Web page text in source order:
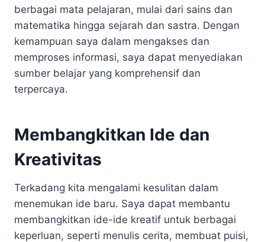
berbagai mata pelajaran, mulai dari sains dan
matematika hingga sejarah dan sastra. Dengan
kemampuan saya dalam mengakses dan
memproses informasi, saya dapat menyediakan
sumber belajar yang komprehensif dan
terpercaya.
Membangkitkan Ide dan
Kreativitas
Terkadang kita mengalami kesulitan dalam
menemukan ide baru. Saya dapat membantu
membangkitkan ide-ide kreatif untuk berbagai
keperluan, seperti menulis cerita, membuat puisi,